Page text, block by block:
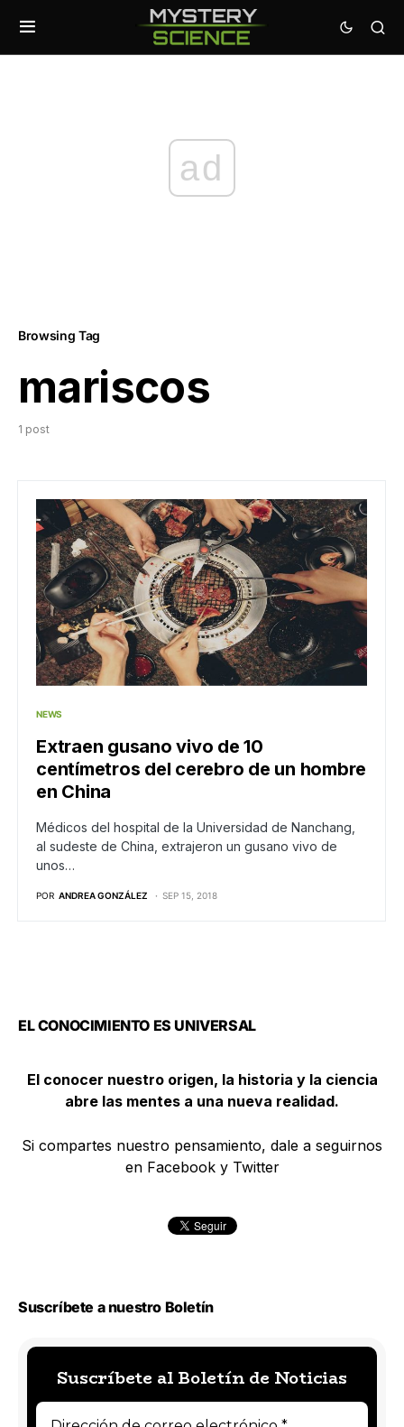
ad
Browsing Tag
mariscos
1 post
NEWS
Extraen gusano vivo de 10
centímetros del cerebro de un hombre
en China
Médicos del hospital de la Universidad de Nanchang,
al sudeste de China, extrajeron un gusano vivo de
unos…
POR ANDREA GONZÁLEZ SEP 15, 2018
EL CONOCIMIENTO ES UNIVERSAL
El conocer nuestro origen, la historia y la ciencia
abre las mentes a una nueva realidad.
Si compartes nuestro pensamiento, dale a seguirnos
en Facebook y Twitter
Suscríbete a nuestro Boletín
Suscríbete al Boletín de Noticias